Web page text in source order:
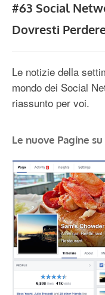
#63 Social
Dovresti
Le notizie della
mondo dei Social
riassunto per voi.
Le nuove Pagine